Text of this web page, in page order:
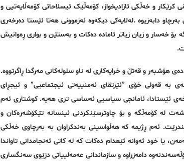
و خەڵکی ئازادیخواز، کۆمەڵێک ئیسلاحاتی کۆمەڵایەتیی و
دابه‌زیوه‌ .لەلایەکی دیکەوە ئەزموونی هه‌تا ئێستا دەرخەری
بۆ خه‌سار و زیان زیاتر ئاماده‌ دەکات و به‌ستێن و بواری ڕەوانیش
هۆشبەر و قەتڵ و خراپه‌کاری لە ناو سلولەکانی مەرگدا ڕاگرتووە.
به ‌قه‌ولی خۆی ”ئێرتقای ئه‌منییه‌تی ئیجتماعیی” و ئیجڕای
ئێستادا، ئامانجی سیاسیی ئه‌ساسی تری هەیە. کوشتاری ئەم
لە کۆمەڵگه‌ و بۆ چاوترسێنکردنی ئینسانە تێکۆشەرەکان و
ئەم ڕژیمە کە هەڵواسینی به‌ندكراوان بە بەرچاوی خەڵکی
ڕووداوێكی ئاسایی، ڕژیمێک کە تەنانەت تازەلاوانی کەمتر لە ١٨ ساڵ ته‌مه‌ن، یا خود ئه‌وانه‌ ئێعدام ده‌كات كه‌ له‌ كاتی ئه‌نجامدانی تاواندا
و تۆڵەسەندنەوە دامەزراوە و سازماندانی عەمەلییاتی دزێوی سەنگساری